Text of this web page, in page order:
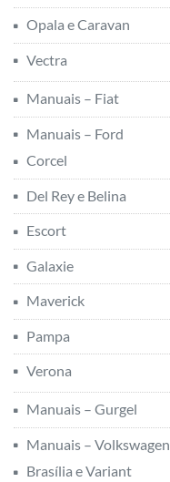
Opala e Caravan
Vectra
Manuais – Fiat
Manuais – Ford
Corcel
Del Rey e Belina
Escort
Galaxie
Maverick
Pampa
Verona
Manuais – Gurgel
Manuais – Volkswagen
Brasília e Variant